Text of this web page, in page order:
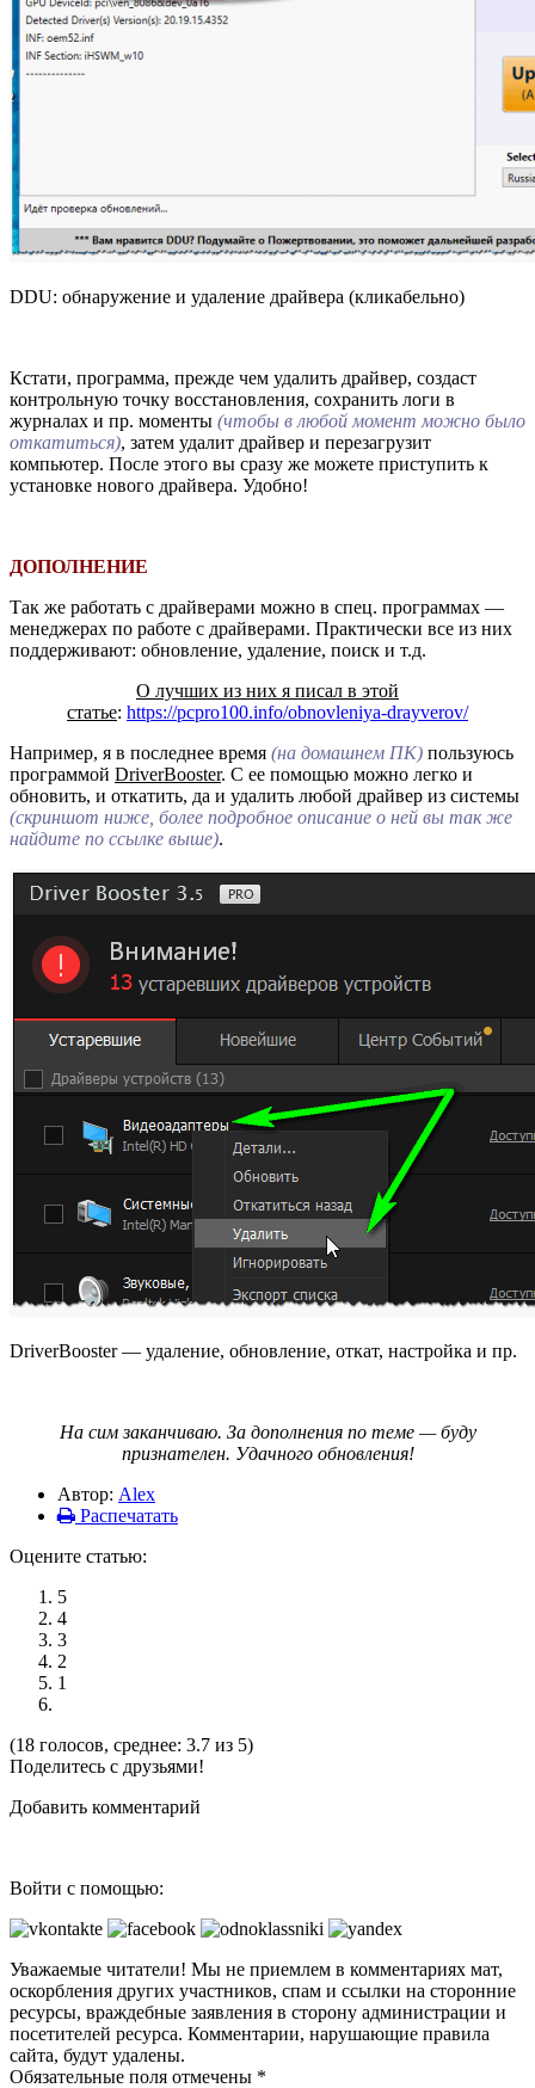
DDU: обнаружение и удаление драйвера (кликабельно)
Кстати, программа, прежде чем удалить драйвер, создаст
контрольную точку восстановления, сохранить логи в
журналах и пр. моменты (чтобы в любой момент можно было
откатиться), затем удалит драйвер и перезагрузит
компьютер. После этого вы сразу же можете приступить к
установке нового драйвера. Удобно!
ДОПОЛНЕНИЕ
Так же работать с драйверами можно в спец. программах —
менеджерах по работе с драйверами. Практически все из них
поддерживают: обновление, удаление, поиск и т.д.
О лучших из них я писал в этой
статье: https://pcpro100.info/obnovleniya-drayverov/
Например, я в последнее время (на домашнем ПК) пользуюсь
программой DriverBooster. С ее помощью можно легко и
обновить, и откатить, да и удалить любой драйвер из системы
(скриншот ниже, более подробное описание о ней вы так же
найдите по ссылке выше).
DriverBooster — удаление, обновление, откат, настройка и пр.
На сим заканчиваю. За дополнения по теме — буду
признателен. Удачного обновления!
Автор: Alex
Распечатать
Оцените статью:
5
4
3
2
1
(18 голосов, среднее: 3.7 из 5)
Поделитесь с друзьями!
Добавить комментарий
Войти с помощью:
Уважаемые читатели! Мы не приемлем в комментариях мат,
оскорбления других участников, спам и ссылки на сторонние
ресурсы, враждебные заявления в сторону администрации и
посетителей ресурса. Комментарии, нарушающие правила
сайта, будут удалены.
Обязательные поля отмечены *